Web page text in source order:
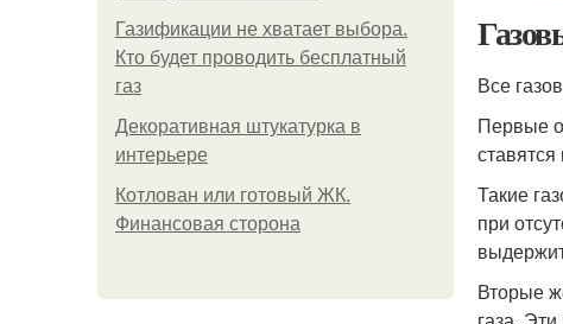
Газификации не хватает выбора.
Кто будет проводить бесплатный
газ
Декоративная штукатурка в
интерьере
Котлован или готовый ЖК.
Финансовая сторона
Все
Первые
Такие
при
Вторые